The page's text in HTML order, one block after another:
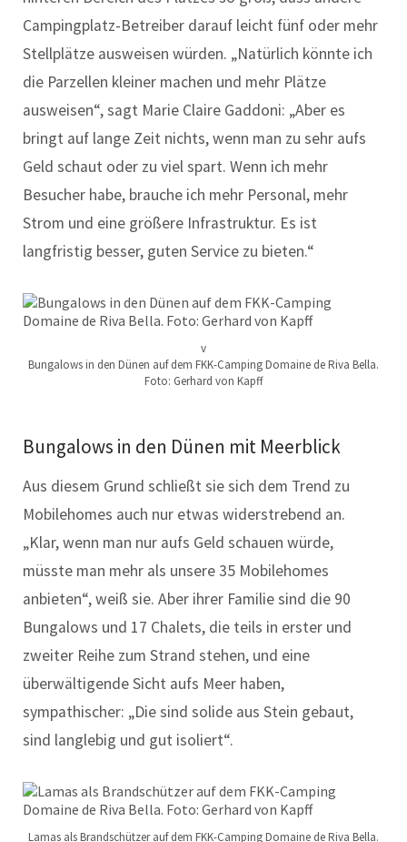
Campingplatz-Betreiber darauf leicht fünf oder mehr
Stellplätze ausweisen würden. „Natürlich könnte ich
die Parzellen kleiner machen und mehr Plätze
ausweisen“, sagt Marie Claire Gaddoni: „Aber es
bringt auf lange Zeit nichts, wenn man zu sehr aufs
Geld schaut oder zu viel spart. Wenn ich mehr
Besucher habe, brauche ich mehr Personal, mehr
Strom und eine größere Infrastruktur. Es ist
langfristig besser, guten Service zu bieten.“
v
Bungalows in den Dünen auf dem FKK-Camping Domaine de Riva Bella.
Foto: Gerhard von Kapff
Bungalows in den Dünen mit Meerblick
Aus diesem Grund schließt sie sich dem Trend zu
Mobilehomes auch nur etwas widerstrebend an.
„Klar, wenn man nur aufs Geld schauen würde,
müsste man mehr als unsere 35 Mobilehomes
anbieten“, weiß sie. Aber ihrer Familie sind die 90
Bungalows und 17 Chalets, die teils in erster und
zweiter Reihe zum Strand stehen, und eine
überwältigende Sicht aufs Meer haben,
sympathischer: „Die sind solide aus Stein gebaut,
sind langlebig und gut isoliert“.
Lamas als Brandschützer auf dem FKK-Camping Domaine de Riva Bella.